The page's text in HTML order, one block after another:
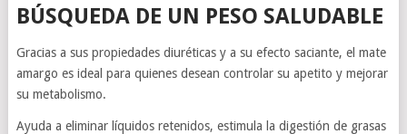
BÚSQUEDA DE UN PESO SALUDABLE
Gracias a sus propiedades diuréticas y a su efecto saciante, el mate
amargo es ideal para quienes desean controlar su apetito y mejorar
su metabolismo.
Ayuda a eliminar líquidos retenidos, estimula la digestión de grasas